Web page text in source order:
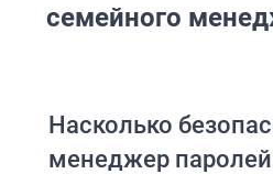
семейного
Насколько
менеджер